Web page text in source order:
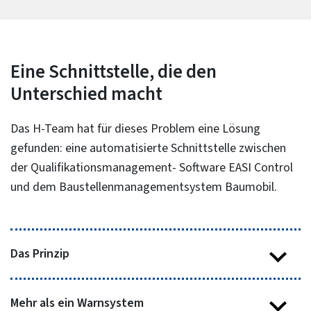
Eine Schnittstelle, die den
Unterschied macht
Das H-Team hat für dieses Problem eine Lösung
gefunden: eine automatisierte Schnittstelle zwischen
der Qualifikationsmanagement- Software EASI Control
und dem Baustellenmanagementsystem Baumobil.
Das Prinzip
Sämtliche sicherheitsrelevanten Qualifikationen –
Mehr als ein Warnsystem